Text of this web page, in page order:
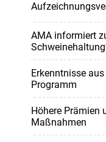
AMA informiert
Erkenntnisse
Programm
Höhere Prämien
Maßnahmen